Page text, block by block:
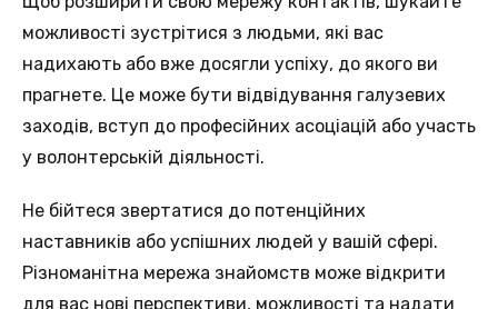
можливості зустрітися з людьми, які вас
надихають або вже досягли успіху, до якого ви
прагнете. Це може бути відвідування галузевих
заходів, вступ до професійних асоціацій або участь
у волонтерській діяльності.
Не бійтеся звертатися до потенційних
наставників або успішних людей у вашій сфері.
Різноманітна мережа знайомств може відкрити
для вас нові перспективи, можливості та надати